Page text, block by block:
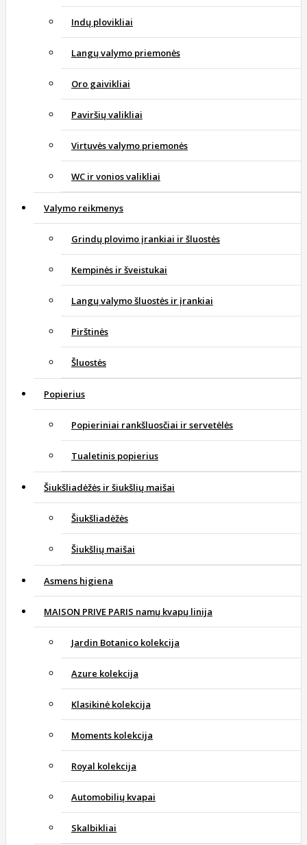
Indų plovikliai
Langų valymo priemonės
Oro gaivikliai
Paviršių valikliai
Virtuvės valymo priemonės
WC ir vonios valikliai
Valymo reikmenys
Grindų plovimo įrankiai ir šluostės
Kempinės ir šveistukai
Langų valymo šluostės ir įrankiai
Pirštinės
Šluostės
Popierius
Popieriniai rankšluosčiai ir servetėlės
Tualetinis popierius
Šiukšliadėžės ir šiukšlių maišai
Šiukšliadėžės
Šiukšlių maišai
Asmens higiena
MAISON PRIVE PARIS namų kvapų linija
Jardin Botanico kolekcija
Azure kolekcija
Klasikinė kolekcija
Moments kolekcija
Royal kolekcija
Automobilių kvapai
Skalbikliai